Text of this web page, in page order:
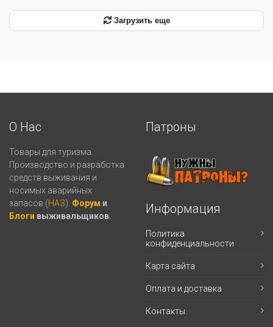
Загрузить еще
О Нас
Товары для туризма.
Производство и разработка
средств выживания и
носимых аварийных
запасов (НАЗ). Форум и
Блоги выживальщиков.
Патроны
Информация
Политика
конфиденциальности
Карта сайта
Оплата и доставка
Контакты